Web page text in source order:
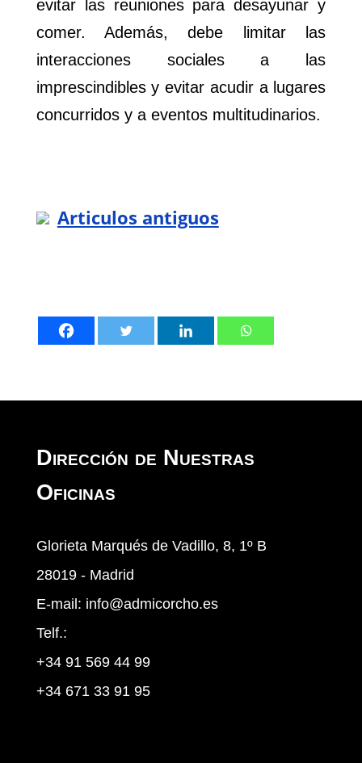
evitar las reuniones para desayunar y
comer. Además, debe limitar las
interacciones sociales a las
imprescindibles y evitar acudir a lugares
concurridos y a eventos multitudinarios.
Articulos antiguos
Dirección de Nuestras
Oficinas
Glorieta Marqués de Vadillo, 8, 1º B
28019 - Madrid
E-mail: info@admicorcho.es
Telf.:
+34 91 569 44 99
+34 671 33 91 95